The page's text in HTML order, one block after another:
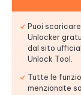
Puoi
Unlocker
dal sito
Unlock Tool.
Tutte le
menzionate